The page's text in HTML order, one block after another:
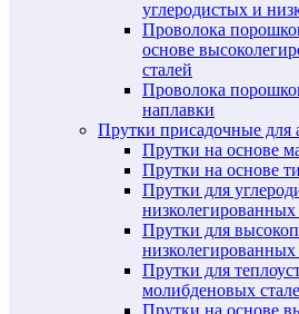
углеродистых и
Проволока
основе
сталей
Проволока
наплавки
Прутки присадочные для
Прутки на основе
Прутки на основе
Прутки для
низколегированных
Прутки для
низколегированных
Прутки для
молибденовых
Прутки на основе